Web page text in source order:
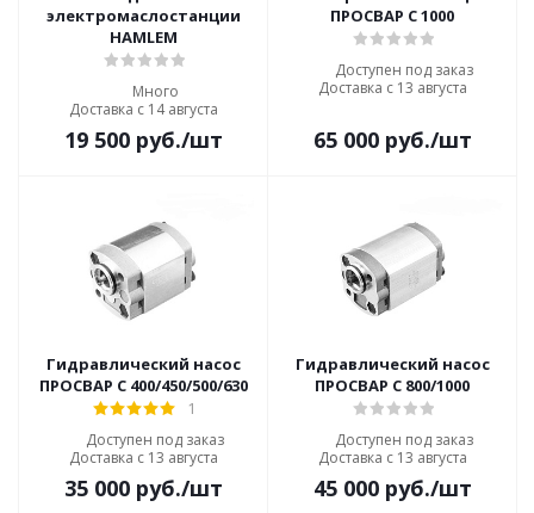
электромаслостанции
HAMLEM
Много
Доставка с 14 августа
19 500руб./шт
ПРОСВАР С 1000
Доступен под заказ
Доставка с 13 августа
65 000руб./шт
Гидравлический насос
ПРОСВАР С 400/450/500/630
1
Доступен под заказ
Доставка с 13 августа
35 000руб./шт
Гидравлический насос
ПРОСВАР С 800/1000
Доступен под заказ
Доставка с 13 августа
45 000руб./шт